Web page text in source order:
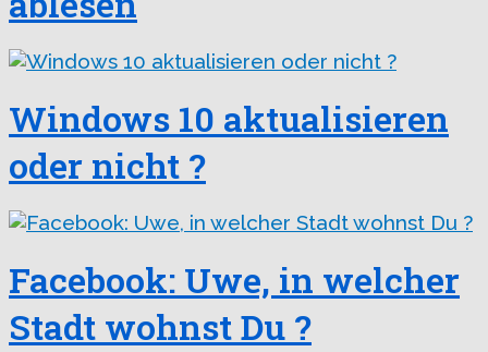
Windows 10 aktualisieren
oder nicht ?
Facebook: Uwe, in welcher
Stadt wohnst Du ?